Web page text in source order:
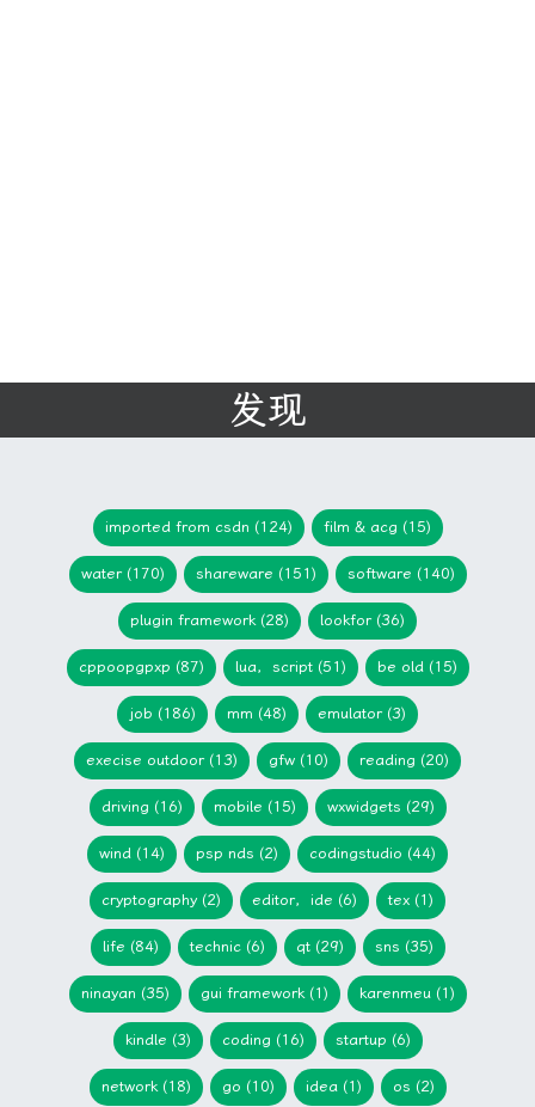
发现
imported from csdn (124) film & acg (15)
water (170) shareware (151) software (140)
plugin framework (28) lookfor (36)
cppoopgpxp (87) lua，script (51) be old (15)
job (186) mm (48) emulator (3)
execise outdoor (13) gfw (10) reading (20)
driving (16) mobile (15) wxwidgets (29)
wind (14) psp nds (2) codingstudio (44)
cryptography (2) editor，ide (6) tex (1)
life (84) technic (6) qt (29) sns (35)
ninayan (35) gui framework (1) karenmeu (1)
kindle (3) coding (16) startup (6)
network (18) go (10) idea (1) os (2)